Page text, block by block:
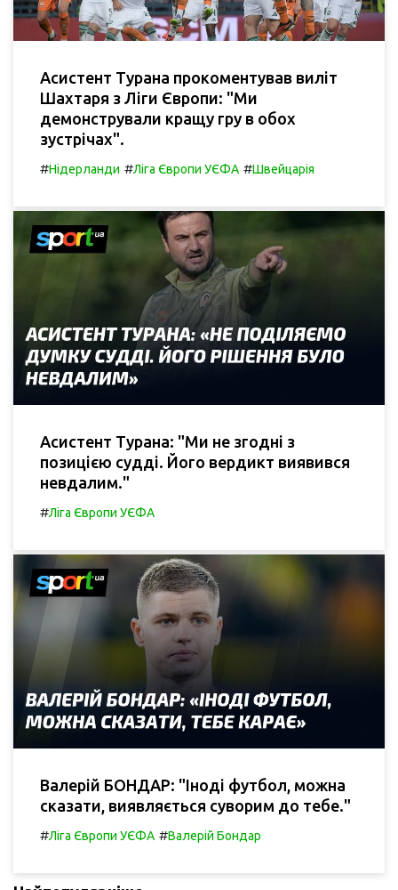
Асистент Турана прокоментував виліт
Шахтаря з Ліги Європи: "Ми
демонстрували кращу гру в обох
зустрічах".
#Нідерланди #Ліга Європи УЄФА #Швейцарія
Асистент Турана: "Ми не згодні з
позицією судді. Його вердикт виявився
невдалим."
#Ліга Європи УЄФА
Валерій БОНДАР: "Іноді футбол, можна
сказати, виявляється суворим до тебе."
#Ліга Європи УЄФА #Валерій Бондар